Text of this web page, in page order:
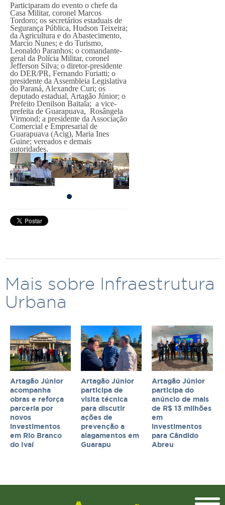
Participaram do evento o chefe da
Casa Militar, coronel Marcos
Tordoro; os secretários estaduais de
Segurança Pública, Hudson Teixeira;
da Agricultura e do Abastecimento,
Marcio Nunes; e do Turismo,
Leonaldo Paranhos; o comandante-
geral da Polícia Militar, coronel
Jefferson Silva; o diretor-presidente
do DER/PR, Fernando Furiatti; o
presidente da Assembleia Legislativa
do Paraná, Alexandre Curi; os
deputado estadual, Artagão Júnior; o
Prefeito Denilson Baitala; a vice-
prefeita de Guarapuava, Rosângela
Virmond; a presidente da Associação
Comercial e Empresarial de
Guarapuava (Acig), Maria Ines
Guine; vereados e demais
autoridades.
Mais sobre Infraestrutura
Urbana
Artagão Júnior
acompanha
obras e reforça
parceria por
novos
investimentos
em Rio Branco
do Ivaí
Artagão Júnior
participa de
visita técnica
para discutir
ações de
prevenção a
alagamentos em
Guarapu
Artagão Júnior
participa do
anúncio de mais
de R$ 13 milhões
em
investimentos
para Cândido
Abreu